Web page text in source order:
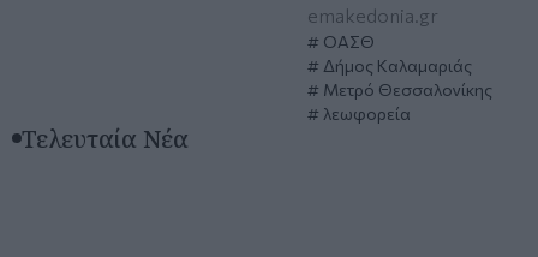
emakedonia.gr
ΟΑΣΘ
Δήμος Καλαμαριάς
Μετρό Θεσσαλονίκης
λεωφορεία
Τελευταία Νέα